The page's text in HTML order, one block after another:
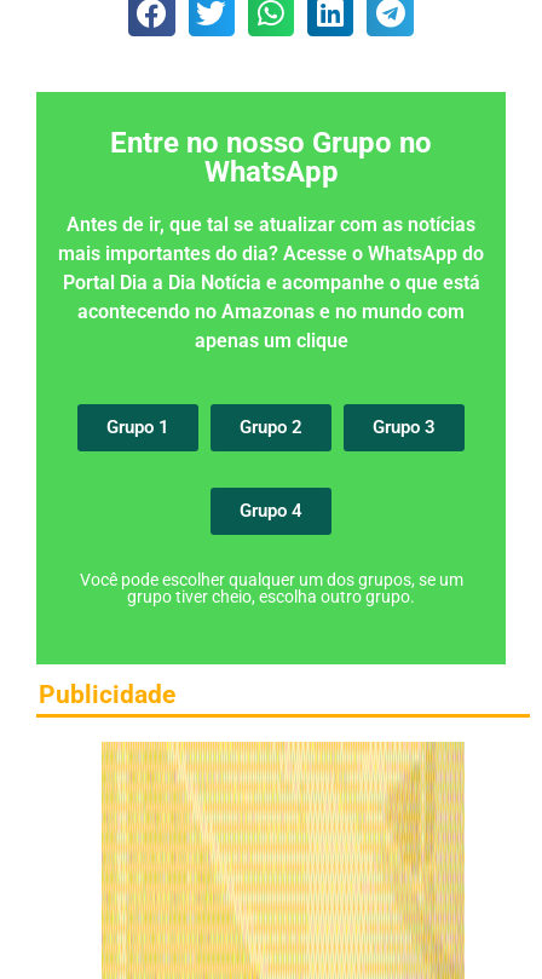
Entre no nosso Grupo no
WhatsApp
Antes de ir, que tal se atualizar com as notícias
mais importantes do dia? Acesse o WhatsApp do
Portal Dia a Dia Notícia e acompanhe o que está
acontecendo no Amazonas e no mundo com
apenas um clique
Grupo 1 Grupo 2 Grupo 3
Grupo 4
Você pode escolher qualquer um dos grupos, se um
grupo tiver cheio, escolha outro grupo.
Publicidade